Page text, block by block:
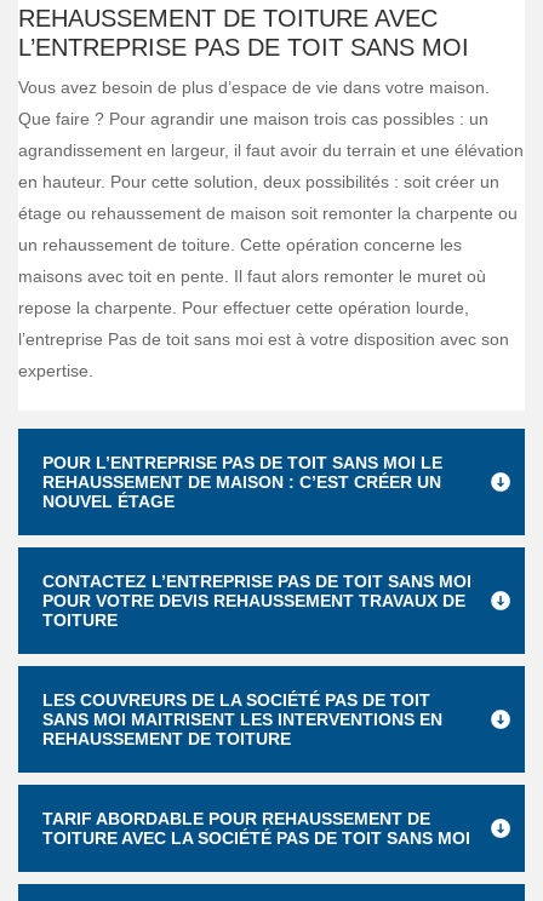
REHAUSSEMENT DE TOITURE AVEC
L’ENTREPRISE PAS DE TOIT SANS MOI
Vous avez besoin de plus d’espace de vie dans votre maison.
Que faire ? Pour agrandir une maison trois cas possibles : un
agrandissement en largeur, il faut avoir du terrain et une élévation
en hauteur. Pour cette solution, deux possibilités : soit créer un
étage ou rehaussement de maison soit remonter la charpente ou
un rehaussement de toiture. Cette opération concerne les
maisons avec toit en pente. Il faut alors remonter le muret où
repose la charpente. Pour effectuer cette opération lourde,
l’entreprise Pas de toit sans moi est à votre disposition avec son
expertise.
POUR L’ENTREPRISE PAS DE TOIT SANS MOI LE
REHAUSSEMENT DE MAISON : C’EST CRÉER UN
NOUVEL ÉTAGE
CONTACTEZ L’ENTREPRISE PAS DE TOIT SANS MOI
POUR VOTRE DEVIS REHAUSSEMENT TRAVAUX DE
TOITURE
LES COUVREURS DE LA SOCIÉTÉ PAS DE TOIT
SANS MOI MAITRISENT LES INTERVENTIONS EN
REHAUSSEMENT DE TOITURE
TARIF ABORDABLE POUR REHAUSSEMENT DE
TOITURE AVEC LA SOCIÉTÉ PAS DE TOIT SANS MOI